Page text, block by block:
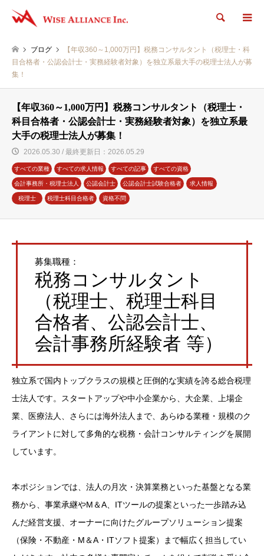
検索
ブログ
【年収360～1,000万円】税務コンサルタント（税理士・科
目合格者・公認会計士・実務経験者対象）を独立系最大手の税理士法人が募
集！
【年収360～1,000万円】税務コンサルタント（税理士・
科目合格者・公認会計士・実務経験者対象）を独立系最
大手の税理士法人が募集！
2026.05.30 / 最終更新日：2026.05.29
すべての業種 すべての求人情報 すべての記事 すべての資格
会計事務所・税理士法人 公認会計士 公認会計士試験合格者 求人情報
税理士 税理士科目合格者 資格不問
募集職種：
税務コンサルタント
（税理士、税理士科目
合格者、公認会計士、
会計事務所経験者 等）
独立系で国内トップクラスの規模と圧倒的な実績を誇る総合税理
士法人です。スタートアップや中小企業から、大企業、上場企
業、医療法人、さらには海外法人まで、あらゆる業種・規模のク
ライアントに対して多角的な税務・会計コンサルティングを展開
しています。
本ポジションでは、法人の月次・決算業務といった基盤となる業
務から、事業承継やM＆A、ITツールの提案といった一歩踏み込
んだ経営支援、オーナーに向けたグループソリューション提案
（保険・不動産・М＆A・ITソフト提案）まで幅広く担当してい